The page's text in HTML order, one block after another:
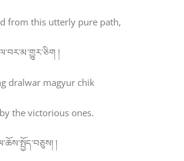
from this utterly pure path,
།
dralwar magyur chik
the victorious ones.
།